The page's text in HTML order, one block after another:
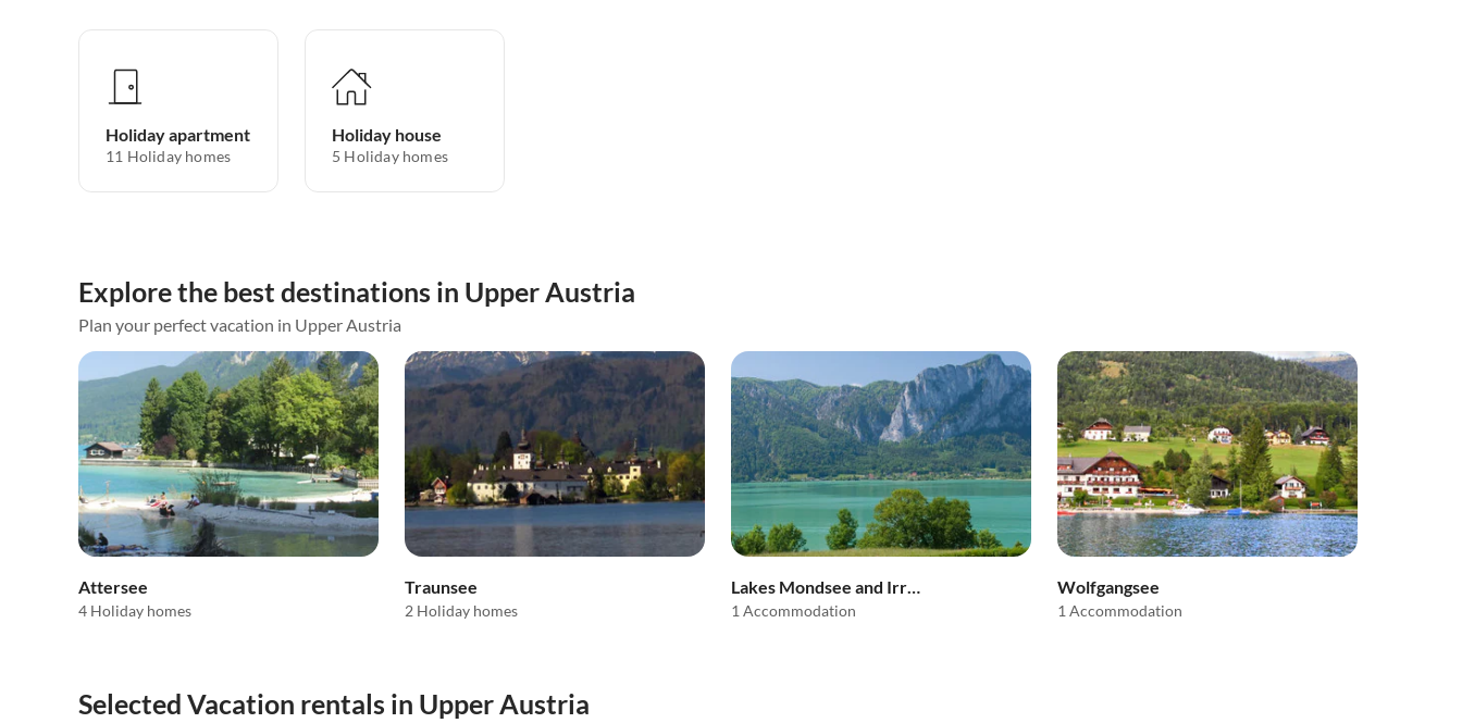
Holiday apartment
11 Holiday homes
Holiday house
5 Holiday homes
Explore the best destinations in Upper Austria
Plan your perfect vacation in Upper Austria
Attersee
4 Holiday homes
Traunsee
2 Holiday homes 1 Accommodation
Wolfgangsee
1 Accommodation
Selected Vacation rentals in Upper Austria